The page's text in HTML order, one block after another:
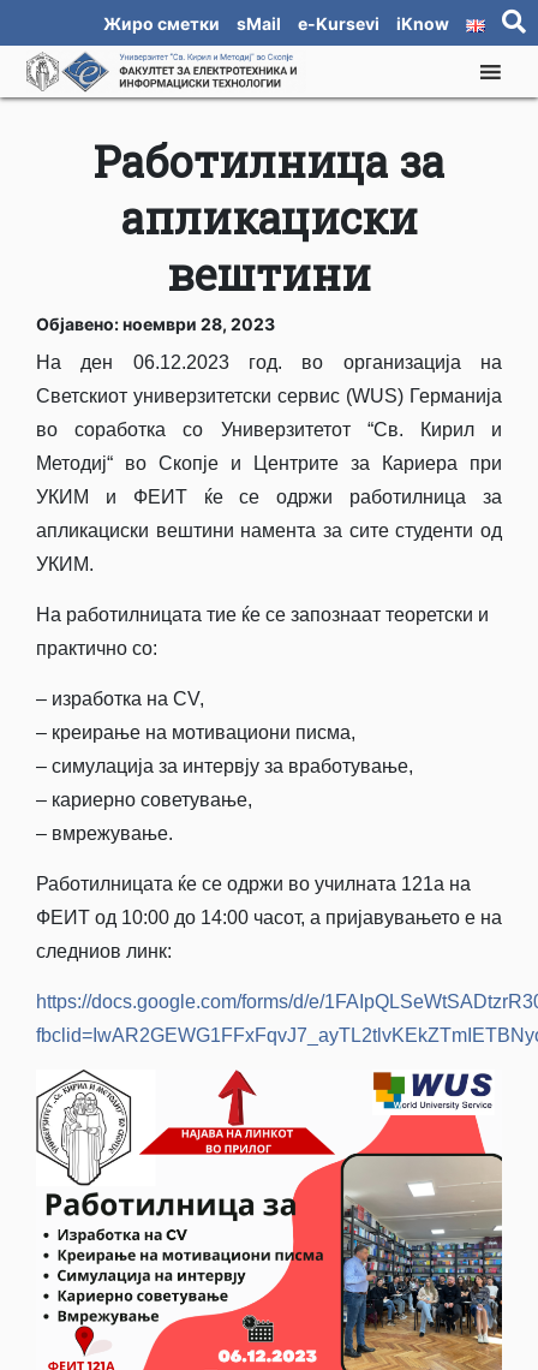
Жиро сметки sMail e-Kursevi iKnow
Работилница за
апликациски
вештини
Објавено: ноември 28, 2023
На ден 06.12.2023 год. во организација на
Светскиот универзитетски сервис (WUS) Германија
во соработка со Универзитетот “Св. Кирил и
Методиј“ во Скопје и Центрите за Кариера при
УКИМ и ФЕИТ ќе се одржи работилница за
апликациски вештини намента за сите студенти од
УКИМ.
На работилницата тие ќе се запознаат теоретски и
практично со:
– изработка на CV,
– креирање на мотивациони писма,
– симулација за интервју за вработување,
– кариерно советување,
– вмрежување.
Работилницата ќе се одржи во училната 121а на
ФЕИТ од 10:00 до 14:00 часот, а пријавувањето е на
следниов линк:
https://docs.google.com/forms/d/e/